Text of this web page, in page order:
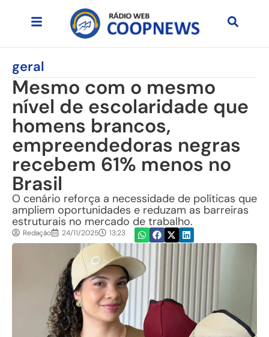
geral
Mesmo com o mesmo
nível de escolaridade que
homens brancos,
empreendedoras negras
recebem 61% menos no
Brasil
O cenário reforça a necessidade de políticas que
ampliem oportunidades e reduzam as barreiras
estruturais no mercado de trabalho.
Redação 24/11/2025 13:23